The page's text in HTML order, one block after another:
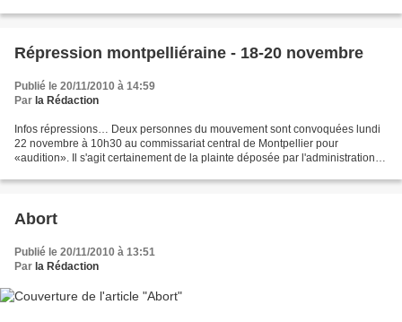
Répression montpelliéraine - 18-20 novembre
Publié le 20/11/2010 à 14:59
Par la Rédaction
Infos répressions… Deux personnes du mouvement sont convoquées lundi
22 novembre à 10h30 au commissariat central de Montpellier pour
«audition». Il s'agit certainement de la plainte déposée par l'administration.
Abort
Publié le 20/11/2010 à 13:51
Par la Rédaction